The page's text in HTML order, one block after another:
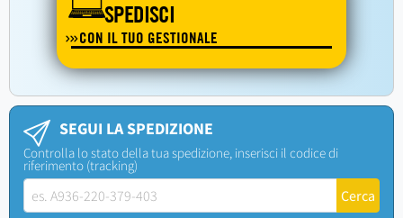
SPEDISCI
CON IL TUO GESTIONALE
SEGUI LA SPEDIZIONE
Controlla lo stato della tua spedizione, inserisci il codice di
riferimento (tracking)